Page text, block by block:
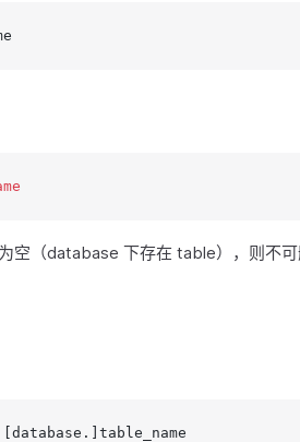
空（database 下存在 table），则不可
[database.]table_name